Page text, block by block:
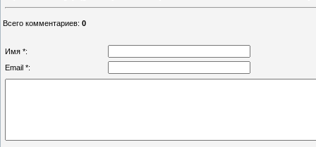
Всего комментариев: 0
Имя *:
Email *: